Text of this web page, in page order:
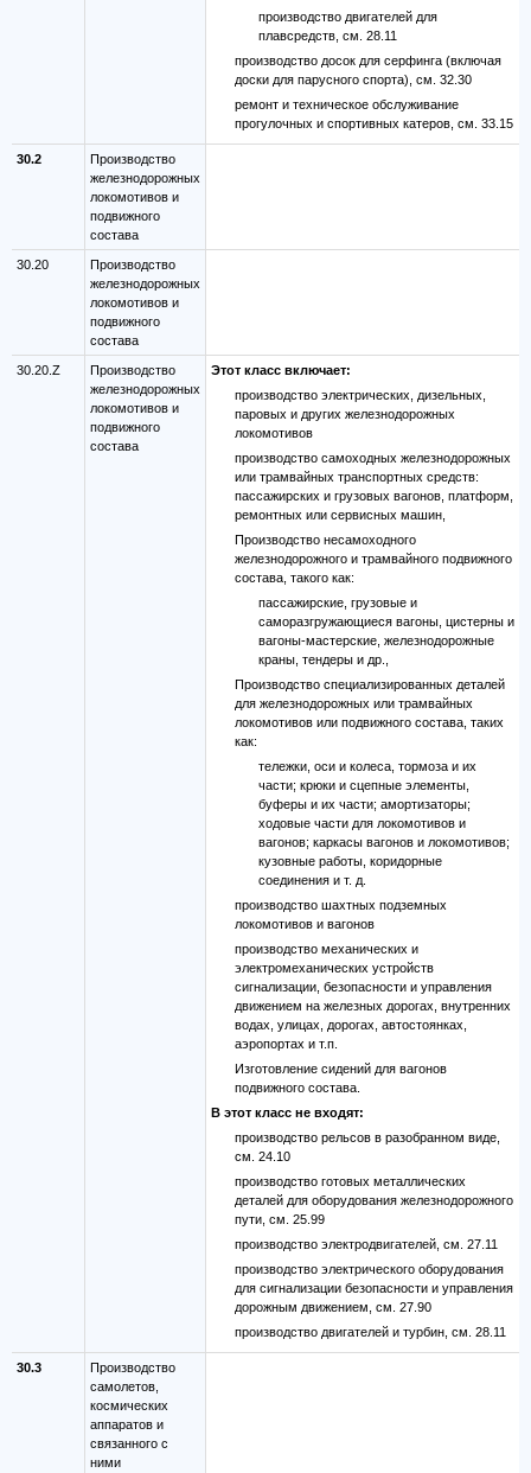
производство двигателей для
плавсредств, см. 28.11
производство досок для серфинга (включая
доски для парусного спорта), см. 32.30
ремонт и техническое обслуживание
прогулочных и спортивных катеров, см. 33.15
30.2
Производство
железнодорожных
локомотивов и
подвижного
состава
30.20
Производство
железнодорожных
локомотивов и
подвижного
состава
30.20.Z
Производство
железнодорожных
локомотивов и
подвижного
состава
Этот класс включает:
производство электрических, дизельных,
паровых и других железнодорожных
локомотивов
производство самоходных железнодорожных
или трамвайных транспортных средств:
пассажирских и грузовых вагонов, платформ,
ремонтных или сервисных машин,
Производство несамоходного
железнодорожного и трамвайного подвижного
состава, такого как:
пассажирские, грузовые и
саморазгружающиеся вагоны, цистерны и
вагоны-мастерские, железнодорожные
краны, тендеры и др.,
Производство специализированных деталей
для железнодорожных или трамвайных
локомотивов или подвижного состава, таких
как:
тележки, оси и колеса, тормоза и их
части; крюки и сцепные элементы,
буферы и их части; амортизаторы;
ходовые части для локомотивов и
вагонов; каркасы вагонов и локомотивов;
кузовные работы, коридорные
соединения и т. д.
производство шахтных подземных
локомотивов и вагонов
производство механических и
электромеханических устройств
сигнализации, безопасности и управления
движением на железных дорогах, внутренних
водах, улицах, дорогах, автостоянках,
аэропортах и т.п.
Изготовление сидений для вагонов
подвижного состава.
В этот класс не входят:
производство рельсов в разобранном виде,
см. 24.10
производство готовых металлических
деталей для оборудования железнодорожного
пути, см. 25.99
производство электродвигателей, см. 27.11
производство электрического оборудования
для сигнализации безопасности и управления
дорожным движением, см. 27.90
производство двигателей и турбин, см. 28.11
30.3
Производство
самолетов,
космических
аппаратов и
связанного с
ними